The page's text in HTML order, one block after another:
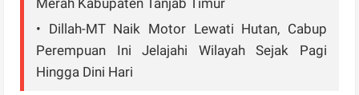
• Dillah-MT Naik Motor Lewati Hutan, Cabup
Perempuan Ini Jelajahi Wilayah Sejak Pagi
Hingga Dini Hari